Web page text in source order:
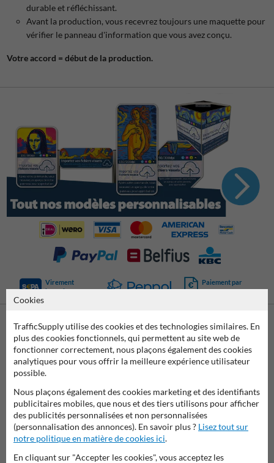
durable et réfléchissant.
Avant la production, vous recevrez toujours une maquette pour
vérifier le panneau d'information que vous avez conçu.
Votre accord = début de la production.
Virement
bancaire SEPA
Paiement par
facture
Contactez-nous
Nous sommes joignables les jours ouvrables (de 8.00 à 17.00) au
04 2957 647.
Des questions ? Envoyez un e-mail à
remplissez le formulaire et nous vous répondrons dès que
possible.
info@trafficsupply.be
Cookies
TrafficSupply utilise des cookies et des technologies similaires. En
plus des cookies fonctionnels, qui permettent au site web de
fonctionner correctement, nous plaçons également des cookies
analytiques pour vous offrir la meilleure expérience utilisateur
possible.
Nous plaçons également des cookies marketing et des identifiants
publicitaires mobiles, que nous et des tiers utilisons pour afficher
des publicités personnalisées et non personnalisées
(personnalisation des annonces). En savoir plus ? Lisez tout sur
notre politique en matière de cookies ici.
En cliquant sur "Accepter les cookies", vous acceptez les